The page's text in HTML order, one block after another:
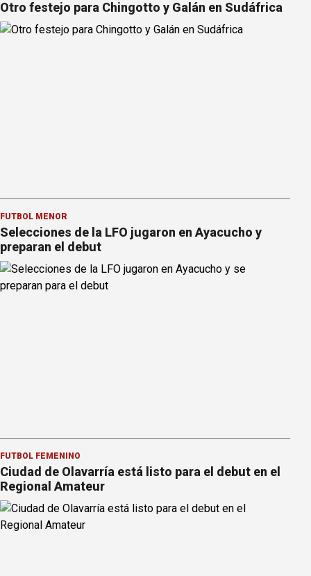
Otro festejo para Chingotto y Galán en Sudáfrica
FÚTBOL MENOR
Selecciones de la LFO jugaron en Ayacucho y
preparan el debut
FÚTBOL FEMENINO
Ciudad de Olavarría está listo para el debut en el
Regional Amateur